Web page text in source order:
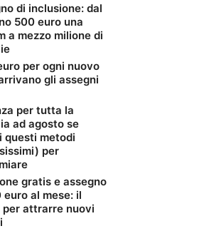
di inclusione: dal
500 euro una
a mezzo milione di
per ogni nuovo
gli assegni
per tutta la
ad agosto se
questi metodi
per
gratis e assegno
euro al mese: il
per attrarre nuovi